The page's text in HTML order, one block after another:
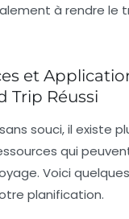
à rendre le
et
Trip Réussi
souci, il existe
qui
Voici
planification.